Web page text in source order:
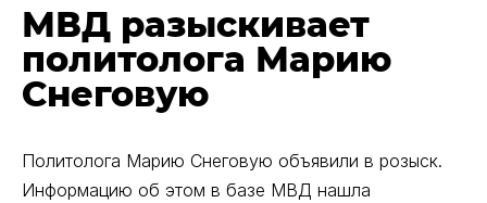
МВД разыскивает
политолога Марию
Снеговую
Политолога Марию Снеговую объявили в розыск.
Информацию об этом в базе МВД нашла